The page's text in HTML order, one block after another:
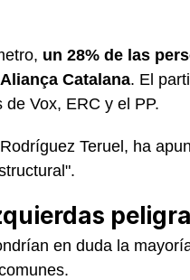
un 28% de las
Catalana. El
Vox, ERC y el PP.
Teruel, ha
peligra
en duda la